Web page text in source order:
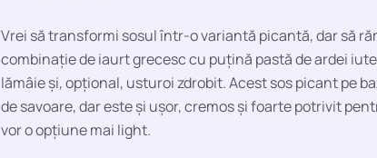
Vrei să transformi sosul într-o variantă picantă, dar să
combinație de iaurt grecesc cu puțină pastă de ardei
lămâie și, opțional, usturoi zdrobit. Acest sos picant pe
de savoare, dar este și ușor, cremos și foarte potrivit
vor o opțiune mai light.